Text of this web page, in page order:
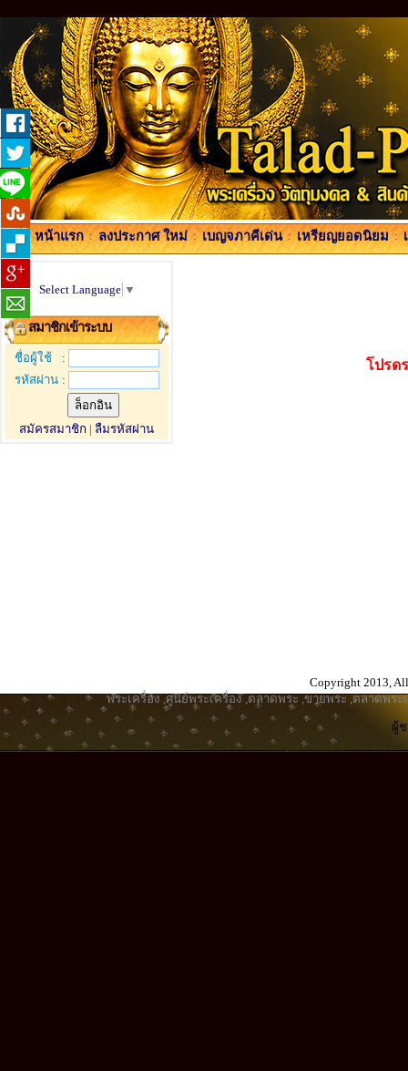
หน้าแรก : ลงประกาศ ใหม่ : เบญจภาคีเด่น : เหรียญยอดนิยม :
Select Language ▼
สมาชิกเข้าระบบ
ชื่อผู้ใช้
:
รหัสผ่าน :
สมัครสมาชิก | ลืมรหัสผ่าน
โปรด
Copyright 2013,
พระเครื่อง ,ศูนย์พระเครื่อง,ตลาดพระ ,ขายพระ ,ตลาดพระ
ผู้